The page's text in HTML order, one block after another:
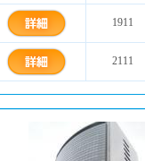
1911
2111